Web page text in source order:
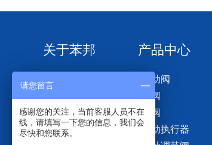
关于苯邦 产品中心
关于我们 气动阀
球阀
风阀
气动执行器
请您留言
感谢您的关注，当前客服人员不在
线，请填写一下您的信息，我们会
尽快和您联系。